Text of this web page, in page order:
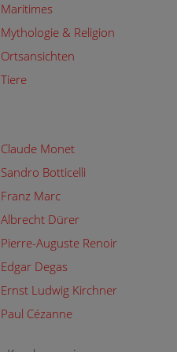
Maritimes
Mythologie & Religion
Ortsansichten
Tiere
Claude Monet
Sandro Botticelli
Franz Marc
Albrecht Dürer
Pierre-Auguste Renoir
Edgar Degas
Ernst Ludwig Kirchner
Paul Cézanne